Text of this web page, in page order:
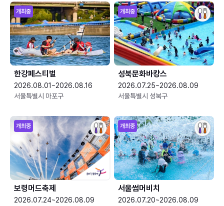
개최중
한강페스티벌
2026.08.01~2026.08.16
서울특별시 마포구
개최중
성북문화바캉스
2026.07.25~2026.08.09
서울특별시 성북구
개최중
보령머드축제
2026.07.24~2026.08.09
개최중
서울썸머비치
2026.07.20~2026.08.09